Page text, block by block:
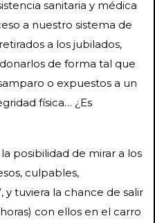
sanitaria y médica
a nuestro sistema de
a los jubilados,
de forma tal que
o expuestos a un
física… ¿Es
posibilidad de mirar a los
culpables,
y tuviera la chance de salir
con ellos en el carro